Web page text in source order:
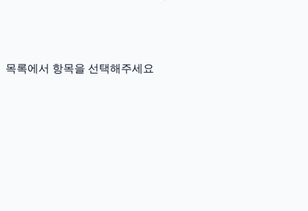
목록에서 항목을 선택해주세요